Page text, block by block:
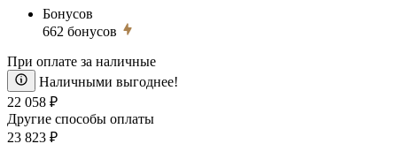
Бонусов
662 бонусов
При оплате за наличные
Наличными выгоднее!
22 058 ₽
Другие способы оплаты
23 823 ₽